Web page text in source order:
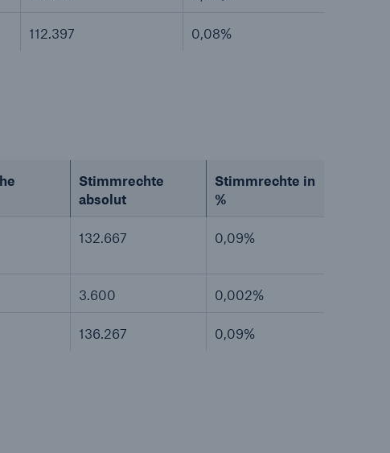
112.397 0,08%
Stimmrechte
absolut
Stimmrechte in
%
132.667 0,09%
3.600 0,002%
136.267 0,09%